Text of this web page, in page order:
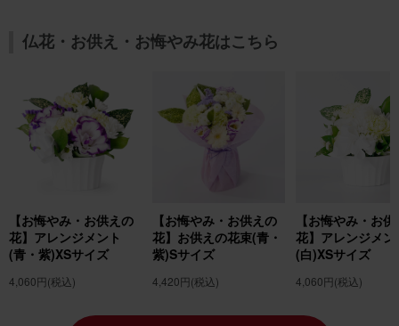
仏花・お供え・お悔やみ花はこちら
【お悔やみ・お供えの
花】アレンジメント
(青・紫)XSサイズ
4,060円(税込)
【お悔やみ・お供えの
花】お供えの花束(青・
紫)Sサイズ
4,420円(税込)
【お悔やみ・お
花】アレンジメン
(白)XSサイズ
4,060円(税込)